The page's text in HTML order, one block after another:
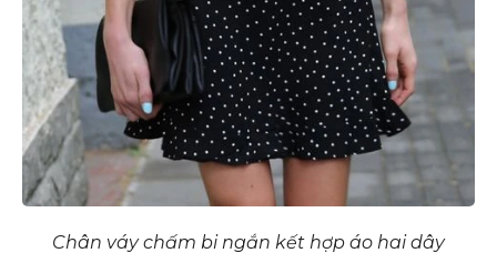
Chân váy chấm bi ngắn kết hợp áo hai dây